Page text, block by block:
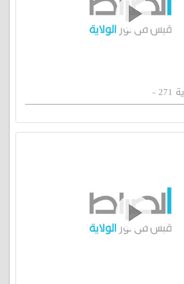
-